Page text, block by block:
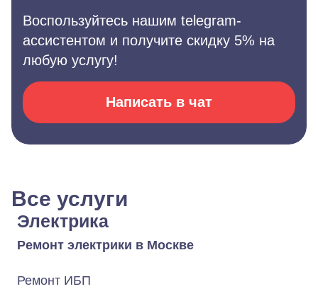
Воспользуйтесь нашим telegram-
ассистентом и получите скидку 5% на
любую услугу!
Написать в чат
Все услуги
Электрика
Ремонт электрики в Москве
Ремонт ИБП